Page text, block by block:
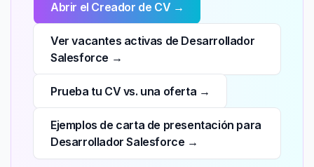
Abrir el Creador de CV →
Ver vacantes activas de Desarrollador
Salesforce →
Prueba tu CV vs. una oferta →
Ejemplos de carta de presentación para
Desarrollador Salesforce →